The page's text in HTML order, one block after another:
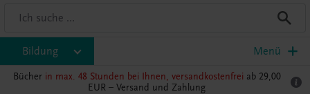
Bildung Menü
Bücher in max. 48 Stunden bei Ihnen, versandkostenfrei ab 29,00
EUR – Versand und Zahlung